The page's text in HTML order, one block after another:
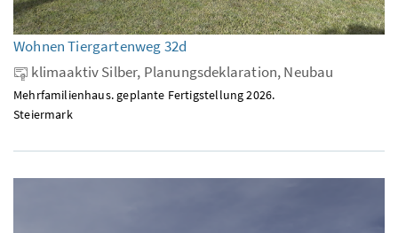
Wohnen Tiergartenweg 32d
klimaaktiv Silber, Planungsdeklaration, Neubau
Mehrfamilienhaus. geplante Fertigstellung 2026.
Steiermark